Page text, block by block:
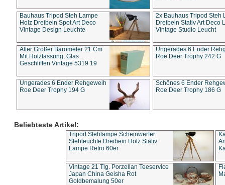
Bauhaus Tripod Steh Lampe
Holz Dreibein Spot Art Deco
Vintage Design Leuchte
2x Bauhaus Tripod Steh
Dreibein Stativ Art Deco
Vintage Studio Leucht
Alter Großer Barometer 21 Cm
Mit Holzfassung, Glas
Geschliffen Vintage 5319 19
Ungerades 6 Ender
Roe Deer Trophy 242 G
Ungerades 6 Ender Rehgeweih
Roe Deer Trophy 194 G
Schönes 6 Ender
Roe Deer Trophy 186 G
Beliebteste Artikel:
Tripod Stehlampe Scheinwerfer
Stehleuchte Dreibein Holz Stativ
Lampe Retro 60er
Vintage 21 Tlg. Porzellan Teeservice
Japan China Geisha Rot
Goldbemalung 50er